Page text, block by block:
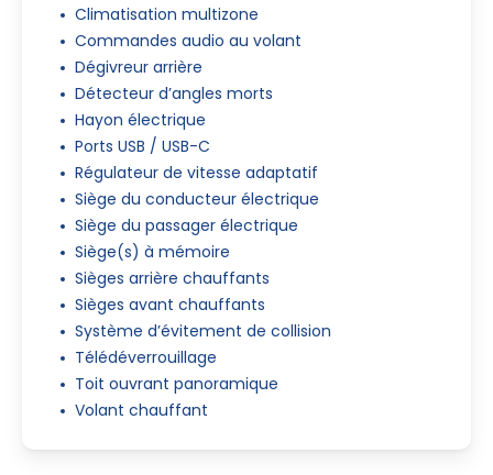
Climatisation multizone
Commandes audio au volant
Dégivreur arrière
Détecteur d’angles morts
Hayon électrique
Ports USB / USB-C
Régulateur de vitesse adaptatif
Siège du conducteur électrique
Siège du passager électrique
Siège(s) à mémoire
Sièges arrière chauffants
Sièges avant chauffants
Système d’évitement de collision
Télédéverrouillage
Toit ouvrant panoramique
Volant chauffant